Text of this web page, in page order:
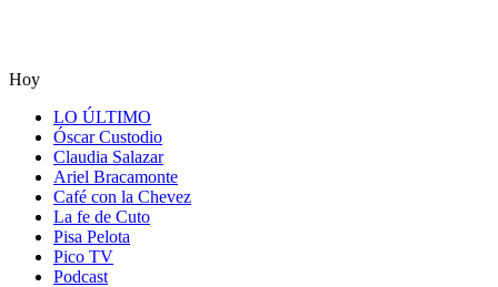
Hoy
LO ÚLTIMO
Óscar Custodio
Claudia Salazar
Ariel Bracamonte
Café con la Chevez
La fe de Cuto
Pisa Pelota
Pico TV
Podcast